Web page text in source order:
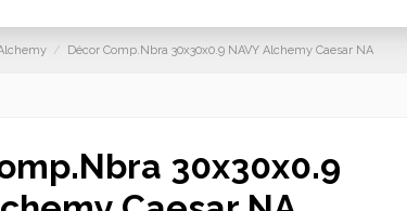
Décor Comp.Nbra 30x30x0.9 NAVY Alchemy Caesar NA
30x30x0.9